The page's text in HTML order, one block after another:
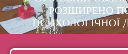
РОЗШИРЕНО
ПСИХОЛОГІЧНОЇ